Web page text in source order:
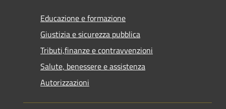
Educazione e formazione
Giustizia e sicurezza pubblica
Tributi,finanze e contravvenzioni
Salute, benessere e assistenza
Autorizzazioni